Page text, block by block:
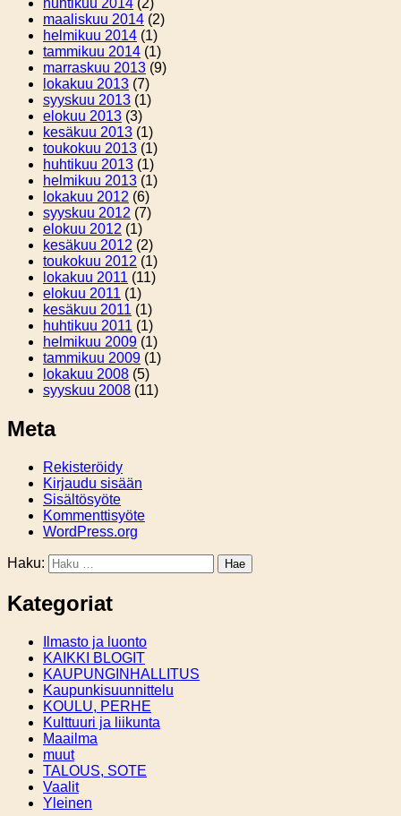
huhtikuu 2014 (2)
maaliskuu 2014 (2)
helmikuu 2014 (1)
tammikuu 2014 (1)
marraskuu 2013 (9)
lokakuu 2013 (7)
syyskuu 2013 (1)
elokuu 2013 (3)
kesäkuu 2013 (1)
toukokuu 2013 (1)
huhtikuu 2013 (1)
helmikuu 2013 (1)
lokakuu 2012 (6)
syyskuu 2012 (7)
elokuu 2012 (1)
kesäkuu 2012 (2)
toukokuu 2012 (1)
lokakuu 2011 (11)
elokuu 2011 (1)
kesäkuu 2011 (1)
huhtikuu 2011 (1)
helmikuu 2009 (1)
tammikuu 2009 (1)
lokakuu 2008 (5)
syyskuu 2008 (11)
Meta
Rekisteröidy
Kirjaudu sisään
Sisältösyöte
Kommenttisyöte
WordPress.org
Haku:
Kategoriat
Ilmasto ja luonto
KAIKKI BLOGIT
KAUPUNGINHALLITUS
Kaupunkisuunnittelu
KOULU, PERHE
Kulttuuri ja liikunta
Maailma
muut
TALOUS, SOTE
Vaalit
Yleinen